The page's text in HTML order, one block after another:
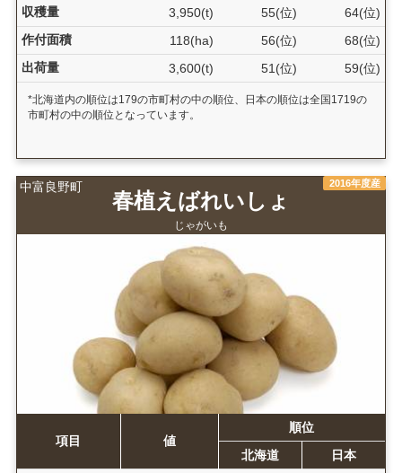
収穫量
3,950(t) 55(位)
64(位)
作付面積
118(ha) 56(位)
68(位)
出荷量
3,600(t) 51(位) 59(位)
*北海道内の順位は179の市町村の中の順位、日本の順位は全国1719の
市町村の中の順位となっています。
中富良野町 2016年度産
春植えばれいしょ
じゃがいも
項目 値
順位
北海道
日本